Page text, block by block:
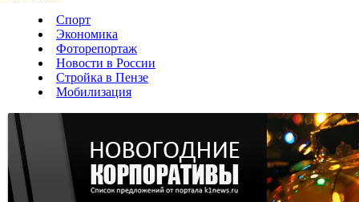
Спорт
Экономика
Фоторепортаж
Новости в России
Стройка в Пензе
Мобилизация